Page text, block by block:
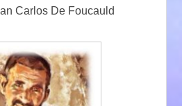
Carlos De Foucauld